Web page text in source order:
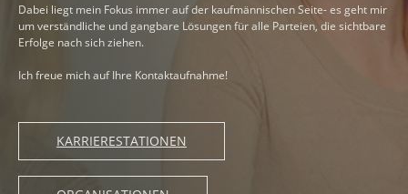
Dabei liegt mein Fokus immer auf der kaufmännischen Seite- es geht mir
um verständliche und gangbare Lösungen für alle Parteien, die sichtbare
Erfolge nach sich ziehen.
Ich freue mich auf Ihre Kontaktaufnahme!
KARRIERESTATIONEN